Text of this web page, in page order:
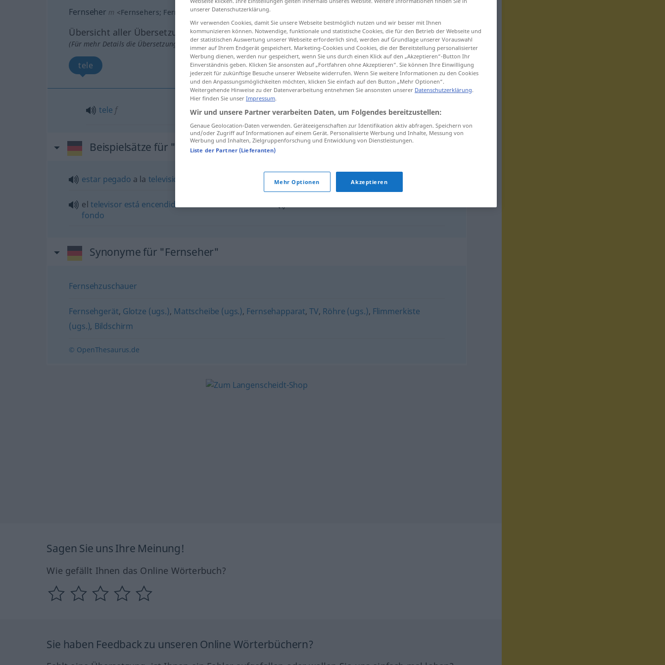
Fernseher m <Fernsehers; Fernseher> UMG
Übersicht aller Übersetzungen
(Für mehr Details die Übersetzung anklicken/antippen)
tele
tele f Fernseher UMG
Beispielsätze für "Fernseher"
estar pegado a la televisión vor dem Fernseherhängen
el televisor está encendido
fondo
Synonyme für "Fernseher"
Fernsehzuschauer
Fernsehgerät, Glotze (ugs.), Mattscheibe (ugs.), Fernsehapparat,TV, Röhre (ugs.), Flimmerkiste
(ugs.), Bildschirm
© OpenThesaurus.de
Sagen Sie uns Ihre Meinung!
Wie gefällt Ihnen das Online Wörterbuch?
Sie haben Feedback zu unseren Online Wörterbüchern?
unserer Datenschutzerklärung.
Wir verwenden Cookies, damit Sie unsere Webseite bestmöglich nutzen und wir besser mit Ihnen
kommunizieren können. Notwendige, funktionale und statistische Cookies, die für den Betrieb der Webseite und
der statistischen Auswertung unserer Webseite erforderlich sind, werden auf Grundlage unserer Vorauswahl
immer auf Ihrem Endgerät gespeichert. Marketing-Cookies und Cookies, die der Bereitstellung personalisierter
Werbung dienen, werden nur gespeichert, wenn Sie uns durch einen Klick auf den „Akzeptieren“-Button Ihr
Einverständnis geben. Klicken Sie ansonsten auf „Fortfahren ohne Akzeptieren“. Sie können Ihre Einwilligung
jederzeit für zukünftige Besuche unserer Webseite widerrufen. Wenn Sie weitere Informationen zu den Cookies
und den Anpassungsmöglichkeiten möchten, klicken Sie einfach auf den Button „Mehr Optionen“.
Weitergehende Hinweise zu der Datenverarbeitung entnehmen Sie ansonsten unserer Datenschutzerklärung.
Hier finden Sie unser Impressum.
Wir und unsere Partner verarbeiten Daten, um Folgendes bereitzustellen:
Genaue Geolocation-Daten verwenden. Geräteeigenschaften zur Identifikation aktiv abfragen. Speichern von
und/oder Zugriff auf Informationen auf einem Gerät. Personalisierte Werbung und Inhalte, Messung von
Werbung und Inhalten, Zielgruppenforschung und Entwicklung von Dienstleistungen.
Liste der Partner (Lieferanten)
Mehr Optionen Akzeptieren